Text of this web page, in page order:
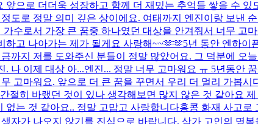
으로 더더욱 성장하고 함께 더 재밌는 추억들 쌓을 수 있
도로 정말 의미 깊은 상이에요. 여태까지 엔진이랑 보낸
가수로서 가장 큰 꿈중 하나였던 대상을 안겨줘서 너무 고
하고 나아가는 제가 될게요 사랑해~~🫶🫶5년 동안 엔하이
까지 저를 도와주신 분들이 정말 많았어요. 그 덕분에 오
. 나 이제 대상 아...엔진... 정말 너무 고마워요 ㅠ 5년동안
마워요. 앞으로 더 큰 꿈을 꾸면서 우리 더 멀리 가봅시다
절히 바랬던 것이 있나 생각해보면 많지 않은 것 같아요
없는 것 같아요.. 정말 고맙고 사랑합니다홍콩 화재 사고로
자가 나오지 않기를 진심으로 바랍니다. 삼가 고인의 명복